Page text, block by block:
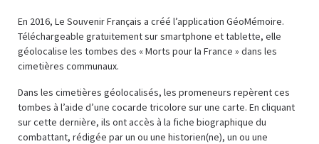
En 2016, Le Souvenir Français a créé l’application GéoMémoire.
Téléchargeable gratuitement sur smartphone et tablette, elle
géolocalise les tombes des « Morts pour la France » dans les
cimetières communaux.
Dans les cimetières géolocalisés, les promeneurs repèrent ces
tombes à l’aide d’une cocarde tricolore sur une carte. En cliquant
sur cette dernière, ils ont accès à la fiche biographique du
combattant, rédigée par un ou une historien(ne), un ou une